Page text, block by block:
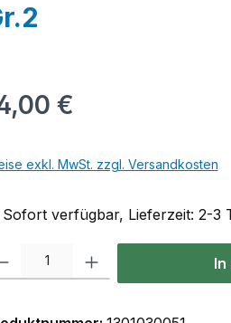
Preis:
€
exkl. MwSt. zzgl. Versandkosten
Sofort verfügbar, Lieferzeit: 2-3
Anzahl: Gib den gewünschten
In